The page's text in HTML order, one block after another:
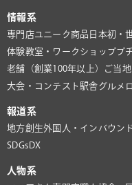
情報系
専門店ユニーク商品 日本初・
体験教室・ワークショッププ
老舗（創業100年以上）
ご当
大会・コンテスト 駅舎グルメ
報道系
地方創生外国人・インバウンド
SDGs DX
人物系